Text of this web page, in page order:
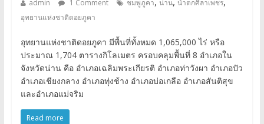
admin 1 Comment ชมพูภูคา น่าน น้ำตกศิลาเพชร
อุทยานแห่งชาติดอยภูคา
อุทยานแห่งชาติดอยภูคา มีพื้นที่ทั้งหมด 1,065,000 ไร่ หรือ
ประมาณ 1,704 ตารางกิโลเมตร ครอบคลุมพื้นที่ 8 อำเภอใน
จังหวัดน่าน คือ อำเภอเฉลิมพระเกียรติ อำเภอท่าวังผา อำเภอปัว
อำเภอเชียงกลาง อำเภอทุ่งช้าง อำเภอบ่อเกลือ อำเภอสันติสุข
และอำเภอแม่จริม
Read more